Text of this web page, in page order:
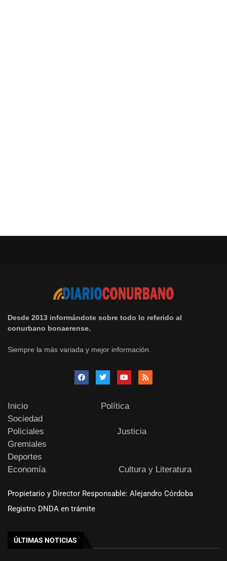
Desde 2013 informándote sobre todo lo referido al
conurbano bonaerense.
Siempre la más variada y mejor información.
Inicio
Política
Sociedad
Policiales
Justicia
Gremiales
Deportes
Economía
Cultura y Literatura
Propietario y Director Responsable: Alejandro Córdoba
Registro DNDA en trámite
ÚLTIMAS NOTICIAS